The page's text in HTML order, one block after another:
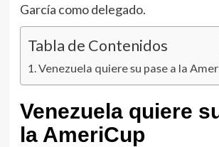
García como delegado.
Tabla de Contenidos
Venezuela quiere su pase a la
Venezuela quiere
la AmeriCup